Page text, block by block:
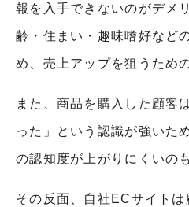
報を入手できないのがデメ
齢・住まい・趣味嗜好など
め、売上アップを狙うため
また、商品を購入した顧客
った」という認識が強いた
の認知度が上がりにくいの
その反面、自社ECサイト